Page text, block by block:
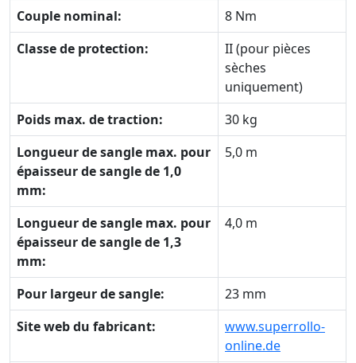
Couple nominal:
8 Nm
Classe de protection:
II (pour pièces
sèches
uniquement)
Poids max. de traction:
30 kg
Longueur de sangle max. pour
épaisseur de sangle de 1,0
mm:
5,0 m
Longueur de sangle max. pour
épaisseur de sangle de 1,3
mm:
4,0 m
Pour largeur de sangle:
23 mm
Site web du fabricant:
www.superrollo-
online.de